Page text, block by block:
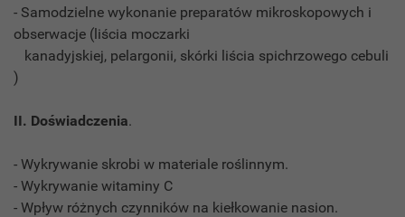
- Samodzielne wykonanie preparatów mikroskopowych i
obserwacje (liścia moczarki
kanadyjskiej, pelargonii, skórki liścia spichrzowego cebuli
)
II. Doświadczenia.
- Wykrywanie skrobi w materiale roślinnym.
- Wykrywanie witaminy C
- Wpływ różnych czynników na kiełkowanie nasion.